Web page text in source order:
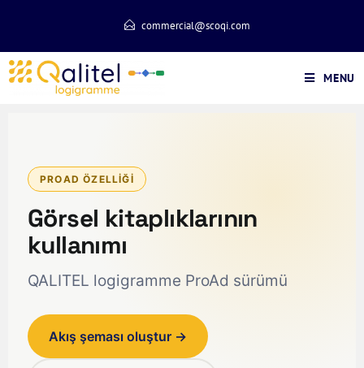
commercial@scoqi.com
MENU
PROAD ÖZELLIĞI
Görsel kitaplıklarının
kullanımı
QALITEL logigramme ProAd sürümü
Akış şeması oluştur →